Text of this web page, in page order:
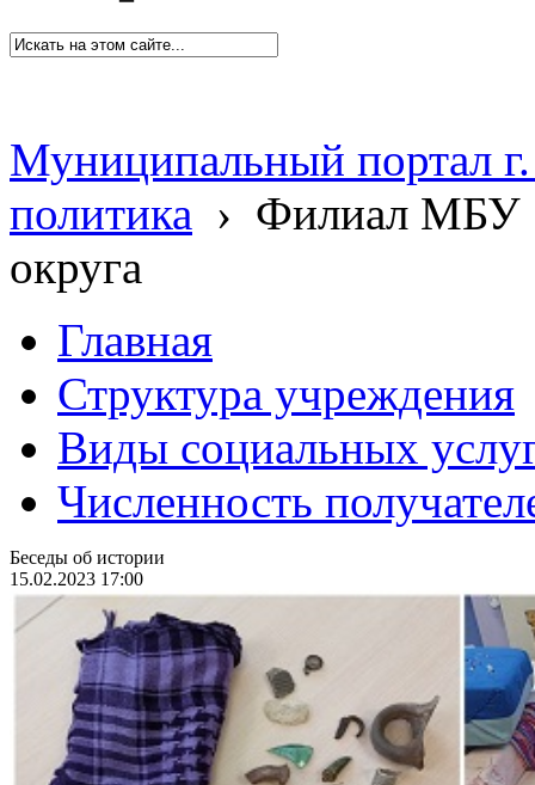
Муниципальный портал
политика › Филиал МБУ
округа
Главная
Структура учреждения
Виды социальных
Численность
Беседы об истории
15.02.2023 17:00